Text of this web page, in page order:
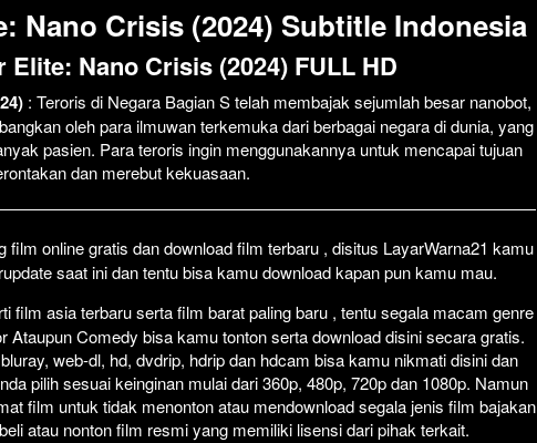
Lewati >>>
Click To Play
Nano Crisis (2024) Subtitle Indonesia
Nano Crisis (2024) FULL HD
: Teroris di Negara Bagian S telah membajak sejumlah besar nanobot,
oleh para ilmuwan terkemuka dari berbagai negara di dunia, yang
pasien. Para teroris ingin menggunakannya untuk mencapai tujuan
dan merebut kekuasaan.
online gratis dan download film terbaru , disitus LayarWarna21 kamu
saat ini dan tentu bisa kamu download kapan pun kamu mau.
film asia terbaru serta film barat paling baru , tentu segala macam genre
Comedy bisa kamu tonton serta download disini secara gratis.
web-dl, hd, dvdrip, hdrip dan hdcam bisa kamu nikmati disini dan
pilih sesuai keinginan mulai dari 360p, 480p, 720p dan 1080p. Namun
film untuk tidak menonton atau mendownload segala jenis film bajakan
atau nonton film resmi yang memiliki lisensi dari pihak terkait.